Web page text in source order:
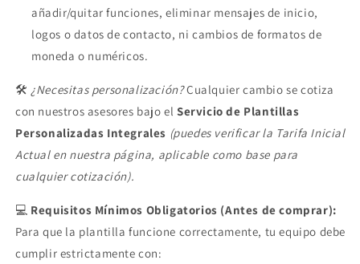
añadir/quitar funciones, eliminar mensajes de inicio,
logos o datos de contacto, ni cambios de formatos de
moneda o numéricos.
🛠️ ¿Necesitas personalización?Cualquier cambio se cotiza
con nuestros asesores bajo elServicio de Plantillas
Personalizadas Integrales (puedes verificar la Tarifa Inicial
Actual en nuestra página, aplicable como base para
cualquier cotización).
💻 Requisitos Mínimos Obligatorios (Antes de comprar):
Para que la plantilla funcione correctamente, tu equipo debe
cumplir estrictamente con: